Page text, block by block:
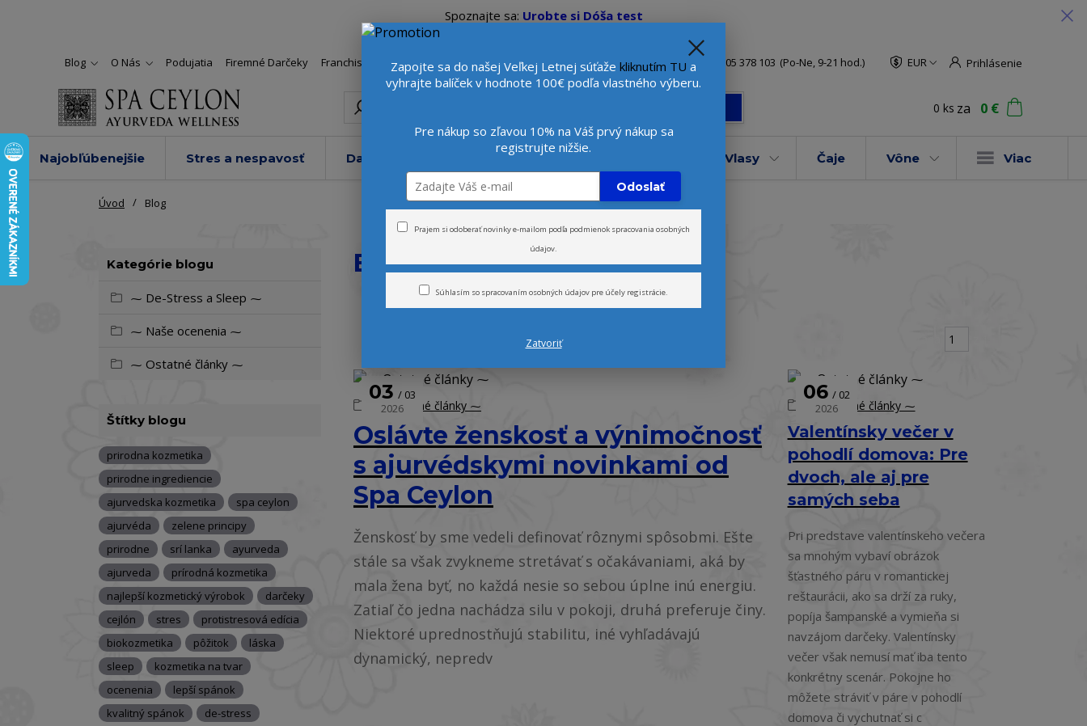
Spoznajte sa: Urobte si Dóša test
Blog O Nás Podujatia Firemné Darčeky Franchise Veľkoobchod Viac EUR Prihlásenie
Beauty konzultantka: +421 905 378 103 (Po-Ne, 9-21 hod.)
0 ks za 0 €
Najobľúbenejšie Stres a nespavosť Darčeky Novinky Tvár Vlasy Čaje Vône Viac
Úvod Blog
Kategórie blogu
⁓ De-Stress a Sleep ⁓
⁓ Naše ocenenia ⁓
⁓ Ostatné články ⁓
Štítky blogu
prirodna kozmetika
prirodne ingrediencie
ajurvedska kozmetika
spa ceylon
ajurvéda
zelene principy
prirodne
srí lanka
ayurveda
ajurveda
prírodná kozmetika
najlepší kozmetický výrobok
darčeky
cejlón
stres
protistresová edícia
biokozmetika
pôžitok
láska
sleep
kozmetika na tvar
ocenenia
lepší spánok
kvalitný spánok
de-stress
Blog
Oslávte ženskosť a výnimočnosť
s ajurvédskymi novinkami od
Spa Ceylon
03
03
2026
⁓ Ostatné články ⁓
Ženskosť by sme vedeli definovať rôznymi spôsobmi. Ešte
stále sa však zvykneme stretávať s očakávaniami, aká by
mala žena byť, no každá nesie so sebou úplne inú energiu.
Zatiaľ čo jedna nachádza silu v pokoji, druhá preferuje činy.
Niektoré uprednostňujú stabilitu, iné vyhľadávajú
dynamický, nepredv
Valentínsky večer v
pohodlí domova: Pre
dvoch, ale aj pre
samých seba
06
02
2026
⁓ Ostatné články ⁓
Pri predstave valentínskeho večera
sa mnohým vybaví obrázok
šťastného páru v romantickej
reštaurácii, ako sa drží za ruky,
popíja šampanské a vymieňa si
navzájom darčeky. Valentínsky
večer však nemusí mať iba tento
konkrétny scenár. Pokojne ho
môžete stráviť v páre v pohodlí
domova či vychutnať si c
Zapojte sa do našej Veľkej Letnej súťaže kliknutím TU a
vyhrajte balíček v hodnote 100€ podľa vlastného výberu.
Pre nákup so zľavou 10% na Váš prvý nákup sa
registrujte nižšie.
Odoslať
Prajem si odoberať novinky e-mailom podľa podmienok spracovania osobných
údajov.
Súhlasím so spracovaním osobných údajov pre účely registrácie.
Zatvoriť